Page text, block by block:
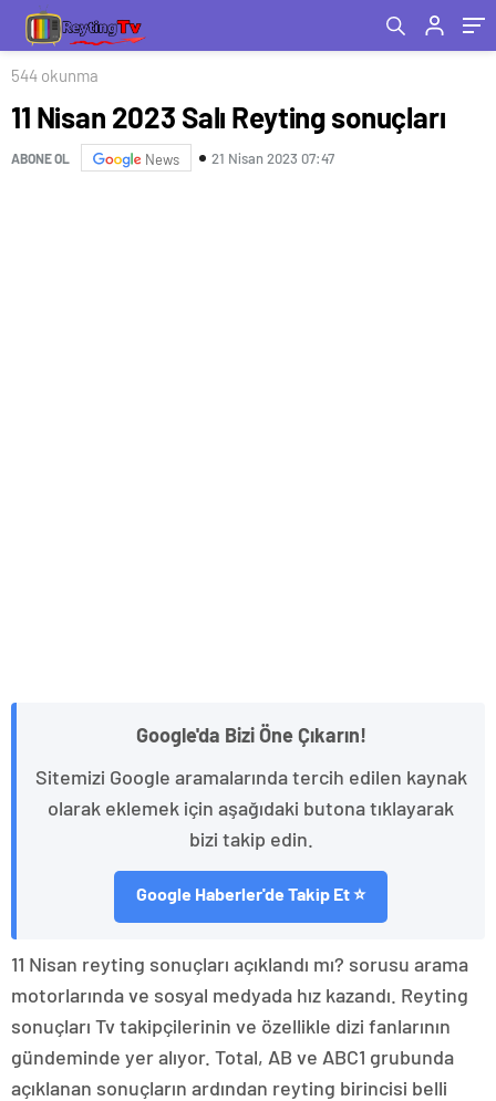
544 okunma
11 Nisan 2023 Salı Reyting sonuçları
ABONE OL News 21 Nisan 2023 07:47
Google'da Bizi Öne Çıkarın!
Sitemizi Google aramalarında tercih edilen kaynak
olarak eklemek için aşağıdaki butona tıklayarak
bizi takip edin.
Google Haberler'de Takip Et ⭐
11 Nisan reyting sonuçları açıklandı mı? sorusu arama
motorlarında ve sosyal medyada hız kazandı. Reyting
sonuçları Tv takipçilerinin ve özellikle dizi fanlarının
gündeminde yer alıyor. Total, AB ve ABC1 grubunda
açıklanan sonuçların ardından reyting birincisi belli